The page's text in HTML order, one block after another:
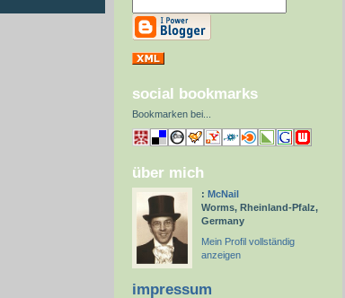
social bookmarks
Bookmarken bei
über mich
: McNail
Worms, Rheinland-Pfalz,
Germany
Mein Profil vollständig
anzeigen
impressum